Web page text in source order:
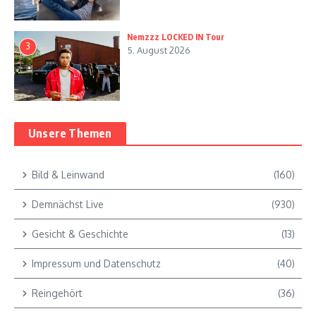
3
Nemzzz LOCKED IN Tour
5. August 2026
Unsere Themen
Bild & Leinwand (160)
Demnächst Live (930)
Gesicht & Geschichte (13)
Impressum und Datenschutz (40)
Reingehört (36)